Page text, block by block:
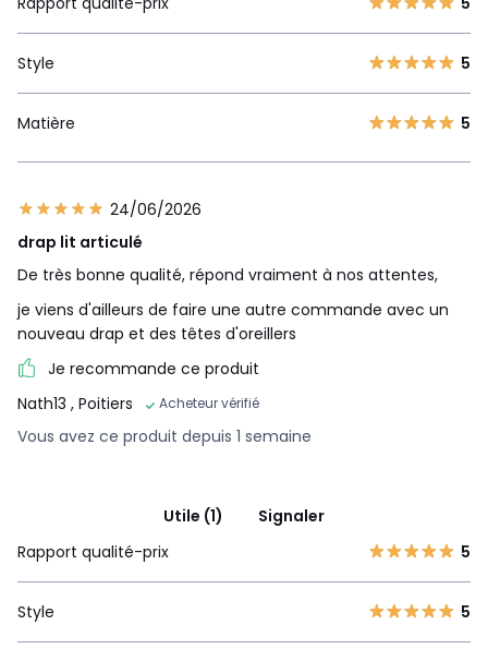
Style 5
Matière 5
24/06/2026
drap lit articulé
De très bonne qualité, répond vraiment à nos attentes,
je viens d'ailleurs de faire une autre commande avec un
nouveau drap et des têtes d'oreillers
Je recommande ce produit
Nath13 , Poitiers Acheteur vérifié
Vous avez ce produit depuis 1 semaine
Utile (1)
Signaler
Rapport qualité-prix
5
Style 5